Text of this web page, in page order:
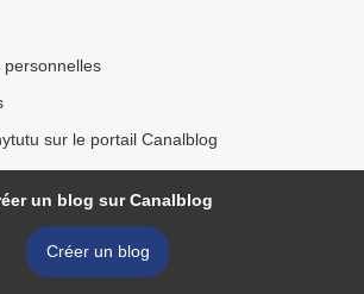
sur le portail Canalblog
un blog sur Canalblog
Créer un blog